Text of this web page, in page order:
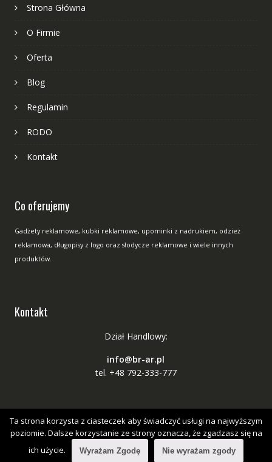
Strona Główna
O Firmie
Oferta
Blog
Regulamin
RODO
Kontakt
Co oferujemy
Gadżety reklamowe, kubki reklamowe, upominki z nadrukiem, odzież
reklamowa, długopisy z logo oraz słodycze reklamowe i wiele innych
produktów.
Kontakt
Dział Handlowy:
info@br-ar.pl
tel. +48 792-333-777
Copyright © All Right Reserved
Ta strona korzysta z ciasteczek aby świadczyć usługi na najwyższym
poziomie. Dalsze korzystanie ze strony oznacza, że zgadzasz się na
ich użycie.
Wyrażam Zgodę Nie wyrażam zgody